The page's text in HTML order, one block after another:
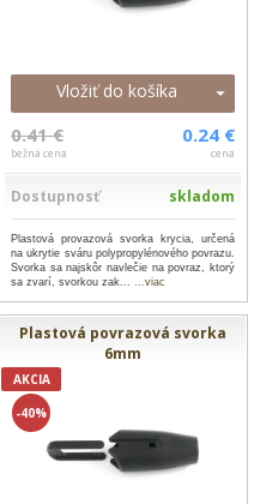
Vložiť do košíka
0.41 €
bežná cena
0.24 €
cena
Dostupnosť skladom
Plastová provazová svorka krycia, určená
na ukrytie sváru polypropylénového povrazu.
Svorka sa najskôr navlečie na povraz, ktorý
sa zvarí, svorkou zak...
...viac
Plastová povrazová svorka
6mm
AKCIA
-40%